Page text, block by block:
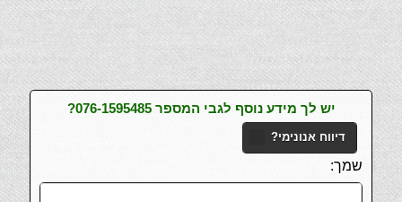
יש לך מידע נוסף לגבי המספר 076-1595485?
דיווח אנונימי?
שמך: